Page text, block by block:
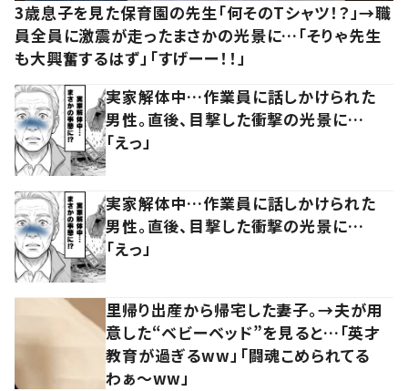
3歳息子を見た保育園の先生「何そのTシャツ！？」→職
員全員に激震が走ったまさかの光景に…「そりゃ先生
も大興奮するはず」「すげーー！！」
実家解体中…作業員に話しかけられた
男性。直後、目撃した衝撃の光景に…
「えっ」
実家解体中…作業員に話しかけられた
男性。直後、目撃した衝撃の光景に…
「えっ」
里帰り出産から帰宅した妻子。→夫が用
意した“ベビーベッド”を見ると…「英才
教育が過ぎるww」「闘魂こめられてる
わぁ～ww」